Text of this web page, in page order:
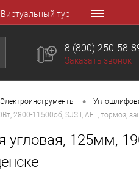
тур
8 (800) 250-58-
Заказать звонок
Электроинструменты •
2800-11500об, SJSII, AFT, тормоз,
125мм,